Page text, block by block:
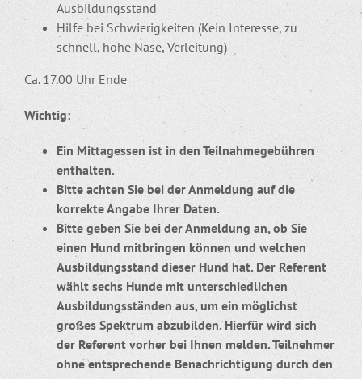
Ausbildungsstand
Hilfe bei Schwierigkeiten (Kein Interesse, zu
schnell, hohe Nase, Verleitung)
Ca. 17.00 Uhr Ende
Wichtig:
Ein Mittagessen ist in den Teilnahmegebühren
enthalten.
Bitte achten Sie bei der Anmeldung auf die
korrekte Angabe Ihrer Daten.
Bitte geben Sie bei der Anmeldung an, ob Sie
einen Hund mitbringen können und welchen
Ausbildungsstand dieser Hund hat. Der Referent
wählt sechs Hunde mit unterschiedlichen
Ausbildungsständen aus, um ein möglichst
großes Spektrum abzubilden. Hierfür wird sich
der Referent vorher bei Ihnen melden. Teilnehmer
ohne entsprechende Benachrichtigung durch den